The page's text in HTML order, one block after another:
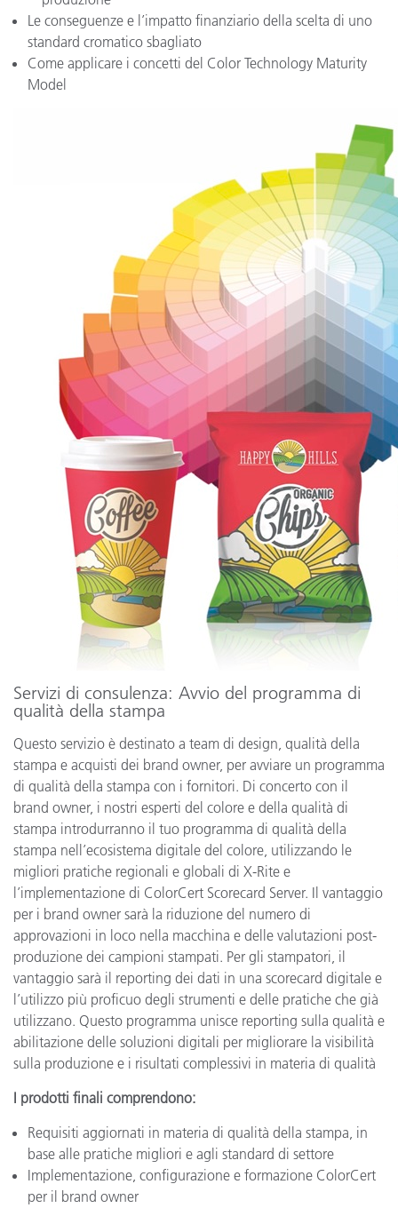
Le conseguenze e l’impatto finanziario della scelta di uno
standard cromatico sbagliato
Come applicare i concetti del Color Technology Maturity
Model
Servizi di consulenza: Avvio del programma di
qualità della stampa
Questo servizio è destinato a team di design, qualità della
stampa e acquisti dei brand owner, per avviare un programma
di qualità della stampa con i fornitori. Di concerto con il
brand owner, i nostri esperti del colore e della qualità di
stampa introdurranno il tuo programma di qualità della
stampa nell’ecosistema digitale del colore, utilizzando le
migliori pratiche regionali e globali di X-Rite e
l’implementazione di ColorCert Scorecard Server. Il vantaggio
per i brand owner sarà la riduzione del numero di
approvazioni in loco nella macchina e delle valutazioni post-
produzione dei campioni stampati. Per gli stampatori, il
vantaggio sarà il reporting dei dati in una scorecard digitale e
l’utilizzo più proficuo degli strumenti e delle pratiche che già
utilizzano. Questo programma unisce reporting sulla qualità e
abilitazione delle soluzioni digitali per migliorare la visibilità
sulla produzione e i risultati complessivi in materia di qualità
I prodotti finali comprendono:
Requisiti aggiornati in materia di qualità della stampa, in
base alle pratiche migliori e agli standard di settore
Implementazione, configurazione e formazione ColorCert
per il brand owner